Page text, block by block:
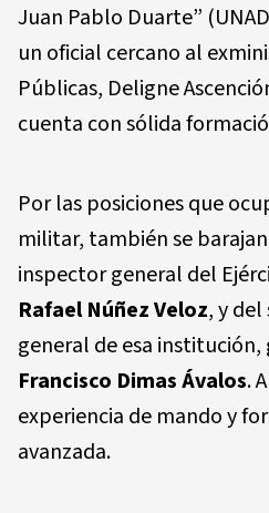
Juan Pablo Duarte”
un oficial cercano al
Públicas, Deligne
cuenta con sólida
Por las posiciones que
militar, también se
inspector general del
Rafael Núñez Veloz, y
general de esa
Francisco Dimas Ávalos.
experiencia de mando y
avanzada.